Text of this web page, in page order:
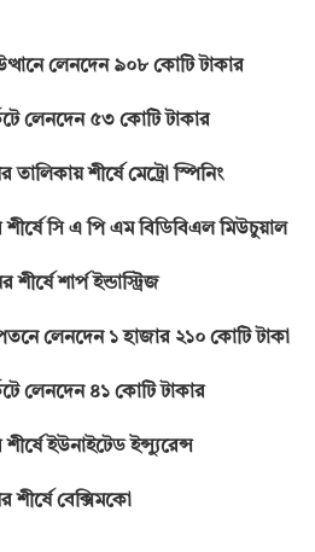
লেনদেন ৯০৮ কোটি টাকার
লেনদেন ৫৩ কোটি টাকার
শীর্ষে মেট্রো স্পিনিং
শীর্ষে সি এ পি এম বিডিবিএল মিউচুয়াল
শার্প ইন্ডাস্ট্রিজ
লেনদেন ১ হাজার ২১০ কোটি টাকা
লেনদেন ৪১ কোটি টাকার
ইউনাইটেড ইন্স্যুরেন্স
শীর্ষে বেক্সিমকো